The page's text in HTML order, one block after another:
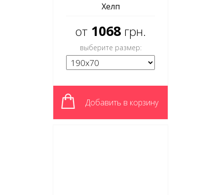
Хелп
от 1068 грн.
выберите размер:
Добавить в корзину